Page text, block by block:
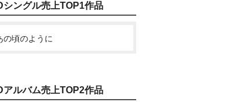
シングル売上TOP1作品
の頃のように
アルバム売上TOP2作品